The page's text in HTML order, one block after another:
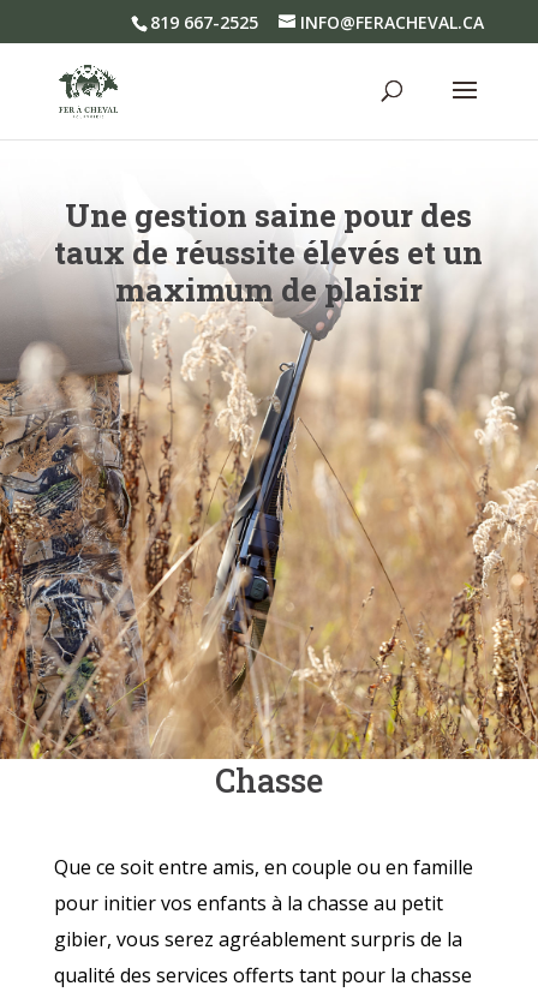
819 667-2525 INFO@FERACHEVAL.CA
Une gestion saine pour des
taux de réussite élevés et un
maximum de plaisir
Chasse
Que ce soit entre amis, en couple ou en famille
pour initier vos enfants à la chasse au petit
gibier, vous serez agréablement surpris de la
qualité des services offerts tant pour la chasse